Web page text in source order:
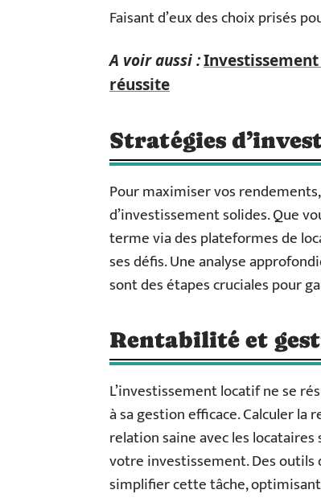
Faisant d’eux des choix prisés
A voir aussi :
réussite
Stratégies
Pour maximiser vos
d’investissement solides. Que
terme via des plateformes de
ses défis. Une analyse
sont des étapes cruciales pour
Rentabilité et
L’investissement locatif ne se
à sa gestion efficace. Calculer
relation saine avec les
votre investissement. Des
simplifier cette tâche,